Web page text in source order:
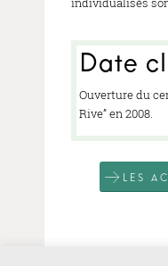
Date
Ouverture du
Rive” en 2008.
LES